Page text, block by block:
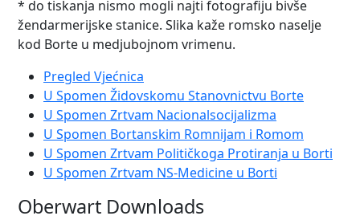
* do tiskanja nismo mogli najti fotografiju bivše
žendarmerijske stanice. Slika kaže romsko naselje
kod Borte u medjubojnom vrimenu.
Pregled Vjećnica
U Spomen Židovskomu Stanovnictvu Borte
U Spomen Zrtvam Nacionalsocijalizma
U Spomen Bortanskim Romnijam i Romom
U Spomen Zrtvam Političkoga Protiranja u Borti
U Spomen Zrtvam NS-Medicine u Borti
Oberwart Downloads